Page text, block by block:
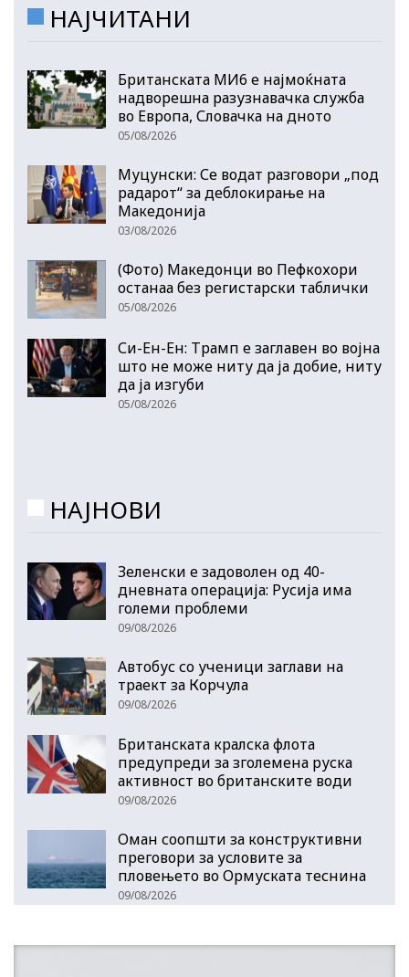
НАЈЧИТАНИ
Британската МИ6 е најмоќната
надворешна разузнавачка служба
во Европа, Словачка на дното
05/08/2026
Муцунски: Се водат разговори „под
радарот“ за деблокирање на
Македонија
03/08/2026
(Фото) Македонци во Пефкохори
останаа без регистарски таблички
05/08/2026
Си-Ен-Ен: Трамп е заглавен во војна
што не може ниту да ја добие, ниту
да ја изгуби
05/08/2026
НАЈНОВИ
Зеленски е задоволен од 40-
дневната операција: Русија има
големи проблеми
09/08/2026
Автобус со ученици заглави на
траект за Корчула
09/08/2026
Британската кралска флота
предупреди за зголемена руска
активност во британските води
09/08/2026
Оман соопшти за конструктивни
преговори за условите за
пловењето во Ормуската теснина
09/08/2026